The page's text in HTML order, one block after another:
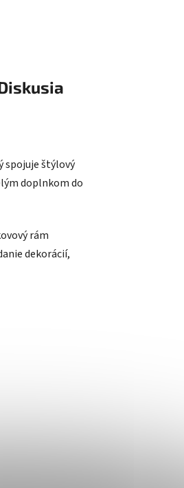
spojuje štýlový
doplnkom do
rám
dekorácií,